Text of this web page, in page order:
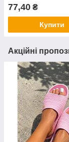
77,40 ₴
Купити
Акційні